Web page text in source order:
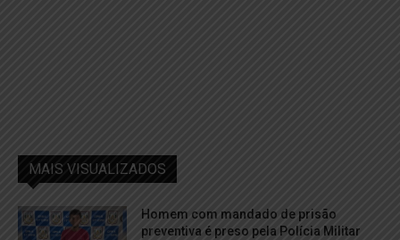
MAIS VISUALIZADOS
Homem com mandado de prisão
preventiva é preso pela Polícia Militar